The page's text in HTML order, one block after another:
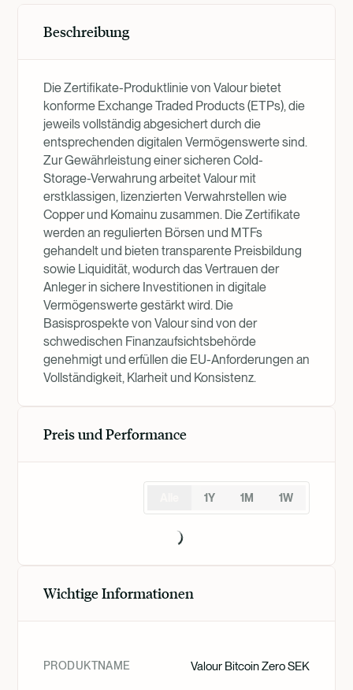
Beschreibung
Die Zertifikate-Produktlinie von Valour bietet
konforme Exchange Traded Products (ETPs), die
jeweils vollständig abgesichert durch die
entsprechenden digitalen Vermögenswerte sind.
Zur Gewährleistung einer sicheren Cold-
Storage-Verwahrung arbeitet Valour mit
erstklassigen, lizenzierten Verwahrstellen wie
Copper und Komainu zusammen. Die Zertifikate
werden an regulierten Börsen und MTFs
gehandelt und bieten transparente Preisbildung
sowie Liquidität, wodurch das Vertrauen der
Anleger in sichere Investitionen in digitale
Vermögenswerte gestärkt wird. Die
Basisprospekte von Valour sind von der
schwedischen Finanzaufsichtsbehörde
genehmigt und erfüllen die EU-Anforderungen an
Vollständigkeit, Klarheit und Konsistenz.
Preis und Performance
1Y 1M 1W
Wichtige Informationen
PRODUKTNAME Valour Bitcoin Zero SEK